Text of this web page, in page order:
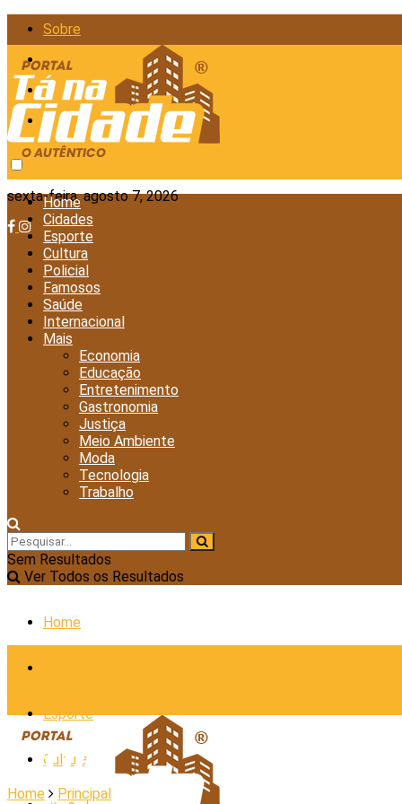
Sobre
Anunciar
Política de Privacidade
Contato
sexta-feira, agosto 7, 2026
Home
Cidades
Esporte
Cultura
Policial
Famosos
Saúde
Internacional
Mais
Economia
Educação
Entretenimento
Gastronomia
Justiça
Meio Ambiente
Moda
Tecnologia
Trabalho
Sem Resultados
Ver Todos os Resultados
Home
Esporte
Cultura
Home Principal